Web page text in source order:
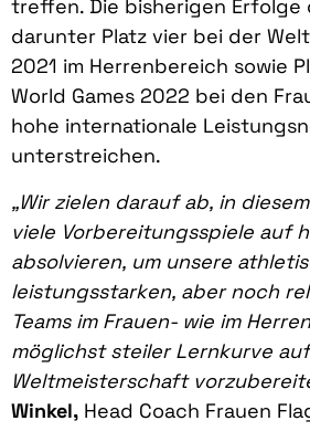
treffen. Die bisherigen Erfolge
darunter Platz vier bei der
2021 im Herrenbereich sowie
World Games 2022 bei den
hohe internationale
unterstreichen.
„Wir zielen darauf ab, in
viele Vorbereitungsspiele auf
absolvieren, um unsere
leistungsstarken, aber noch
Teams im Frauen- wie im
möglichst steiler Lernkurve
Weltmeisterschaft
Winkel, Head Coach Frauen